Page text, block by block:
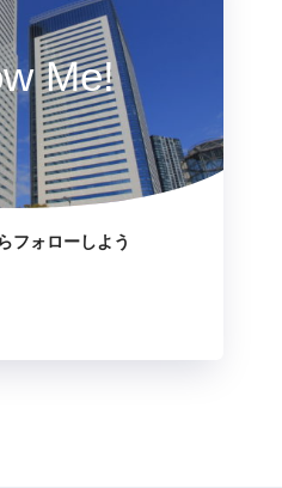
Me!
フォローしよう